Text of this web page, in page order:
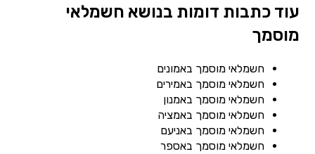
עוד כתבות דומות בנושא חשמלאי
מוסמך
חשמלאי מוסמך באמונים
חשמלאי מוסמך באמירים
חשמלאי מוסמך באמנון
חשמלאי מוסמך באמציה
חשמלאי מוסמך באניעם
חשמלאי מוסמך באספר